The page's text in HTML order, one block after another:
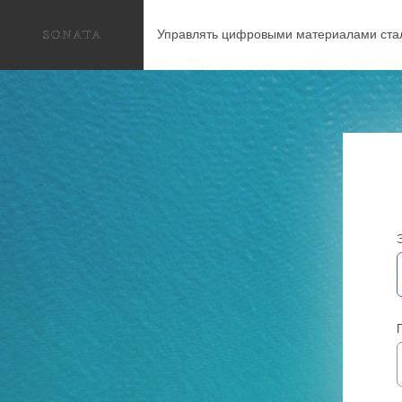
Управлять цифровыми материалами